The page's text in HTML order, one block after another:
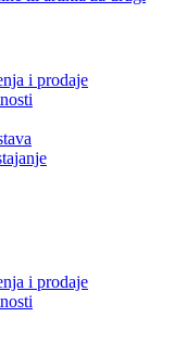
i prodaje
i prodaje